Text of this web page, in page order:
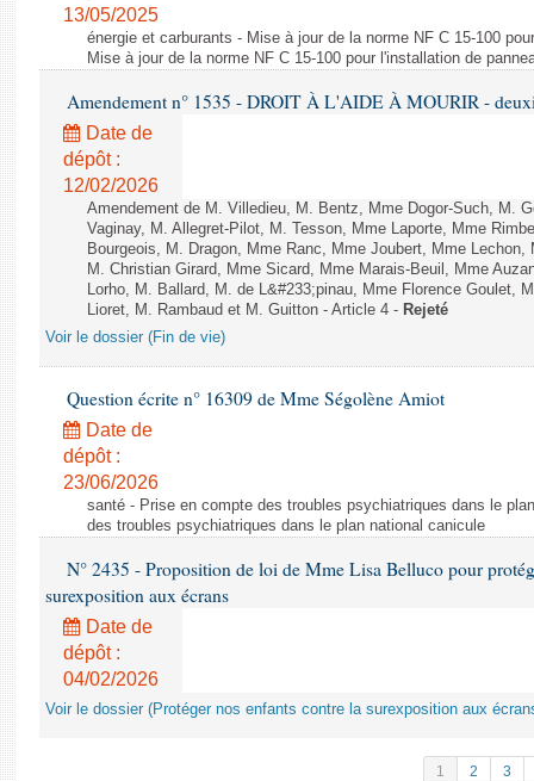
13/05/2025
énergie et carburants - Mise à jour de la norme NF C 15-100
Mise à jour de la norme NF C 15-100 pour l'installation de
Amendement n° 1535 - DROIT À L'AIDE À MOURIR -
Date de
dépôt :
12/02/2026
Amendement de M. Villedieu, M. Bentz, Mme Dogor-Such, M.
Vaginay, M. Allegret-Pilot, M. Tesson, Mme Laporte, Mme
Bourgeois, M. Dragon, Mme Ranc, Mme Joubert, Mme
M. Christian Girard, Mme Sicard, Mme Marais-Beuil, Mme
Lorho, M. Ballard, M. de L&#233;pinau, Mme Florence Goulet,
Lioret, M. Rambaud et M. Guitton - Article 4 - Rejeté
Voir le dossier (Fin de vie)
Question écrite n° 16309 de Mme Ségolène Amiot
Date de
dépôt :
23/06/2026
santé - Prise en compte des troubles psychiatriques dans le
des troubles psychiatriques dans le plan national canicule
N° 2435 - Proposition de loi de Mme Lisa Belluco pour
surexposition aux écrans
Date de
dépôt :
04/02/2026
Voir le dossier (Protéger nos enfants contre la surexposition aux
1 2 3